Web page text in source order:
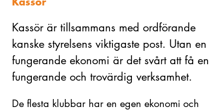
Kassör är tillsammans med ordförande
kanske styrelsens viktigaste post. Utan en
fungerande ekonomi är det svårt att få en
fungerande och trovärdig verksamhet.
De flesta klubbar har en egen ekonomi och